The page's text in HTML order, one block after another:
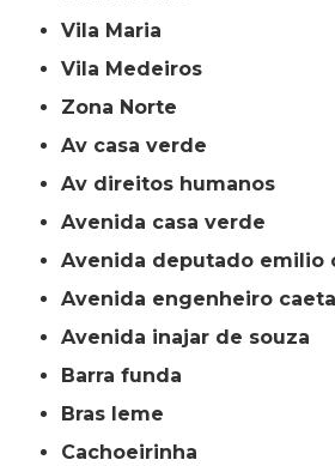
Vila Maria
Vila Medeiros
Zona Norte
av casa verde
av direitos humanos
avenida casa verde
avenida deputado emilio
avenida engenheiro
avenida inajar de souza
barra funda
bras leme
cachoeirinha